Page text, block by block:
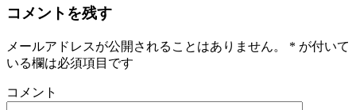
コメントを残す
メールアドレスが公開されることはありません。 * が付いて
いる欄は必須項目です
コメント